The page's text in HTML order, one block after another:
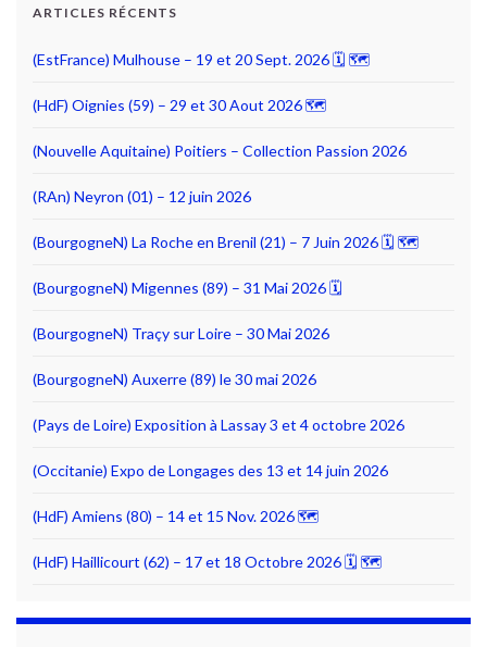
ARTICLES RÉCENTS
(EstFrance) Mulhouse – 19 et 20 Sept. 2026 🗓 🗺
(HdF) Oignies (59) – 29 et 30 Aout 2026 🗺
(Nouvelle Aquitaine) Poitiers – Collection Passion 2026
(RAn) Neyron (01) – 12 juin 2026
(BourgogneN) La Roche en Brenil (21) – 7 Juin 2026 🗓 🗺
(BourgogneN) Migennes (89) – 31 Mai 2026 🗓
(BourgogneN) Traçy sur Loire – 30 Mai 2026
(BourgogneN) Auxerre (89) le 30 mai 2026
(Pays de Loire) Exposition à Lassay 3 et 4 octobre 2026
(Occitanie) Expo de Longages des 13 et 14 juin 2026
(HdF) Amiens (80) – 14 et 15 Nov. 2026 🗺
(HdF) Haillicourt (62) – 17 et 18 Octobre 2026 🗓 🗺